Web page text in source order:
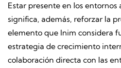
Estar presente en los entornos
significa, además, reforzar la
elemento que Inim considera
estrategia de crecimiento
colaboración directa con las